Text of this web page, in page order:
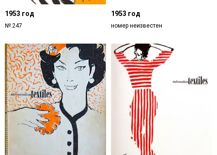
1953 год
№ 247
1953 год
номер неизвестен